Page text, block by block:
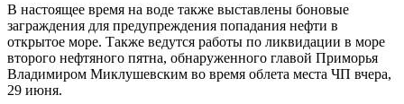
В настоящее время на воде также выставлены боновые
заграждения для предупреждения попадания нефти в
открытое море. Также ведутся работы по ликвидации в море
второго нефтяного пятна, обнаруженного главой Приморья
Владимиром Миклушевским во время облета места ЧП вчера,
29 июня.